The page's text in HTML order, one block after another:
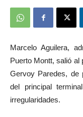
Marcelo Aguilera,
Puerto Montt, salió al
Gervoy Paredes, de
del principal
irregularidades.